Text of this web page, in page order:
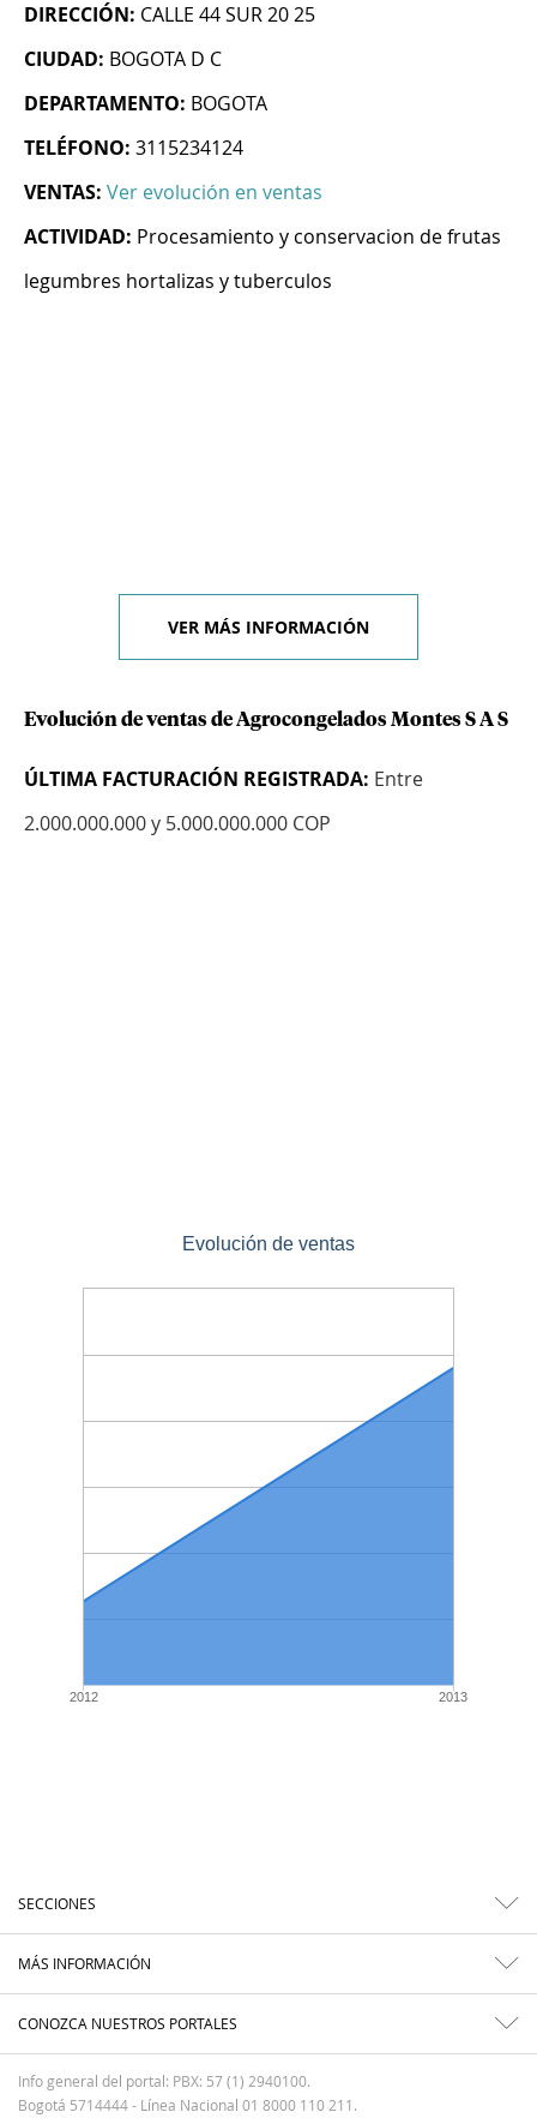
DIRECCIÓN: CALLE 44 SUR 20 25
CIUDAD: BOGOTA D C
DEPARTAMENTO: BOGOTA
TELÉFONO: 3115234124
VENTAS: Ver evolución en ventas
ACTIVIDAD: Procesamiento y conservacion de frutas
legumbres hortalizas y tuberculos
VER MÁS INFORMACIÓN
Evolución de ventas de Agrocongelados Montes S A S
ÚLTIMA FACTURACIÓN REGISTRADA: Entre
2.000.000.000 y 5.000.000.000 COP
Evolución de ventas
2012 2013
SECCIONES
MÁS INFORMACIÓN
CONOZCA NUESTROS PORTALES
Info general del portal: PBX: 57 (1) 2940100.
Bogotá 5714444 - Línea Nacional 01 8000 110 211.